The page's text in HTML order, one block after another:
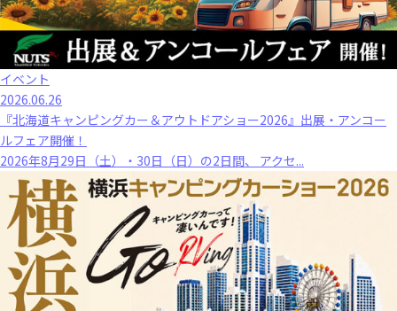
イベント
2026.06.26
『北海道キャンピングカー＆アウトドアショー2026』出展・アンコー
ルフェア開催！
2026年8月29日（土）・30日（日）の2日間、 アクセ...